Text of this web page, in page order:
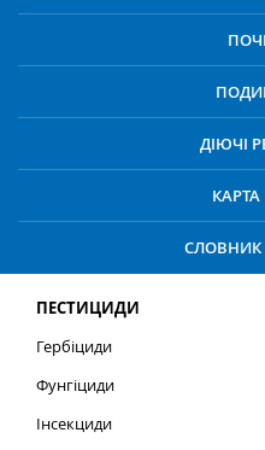
ДІЮЧІ
КАРТА
ПЕСТИЦИДИ
Гербіциди
Фунгіциди
Інсекциди